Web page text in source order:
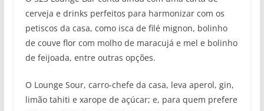
cerveja e drinks perfeitos para harmonizar com os
petiscos da casa, como isca de filé mignon, bolinho
de couve flor com molho de maracujá e mel e bolinho
de feijoada, entre outras opções.
O Lounge Sour, carro-chefe da casa, leva aperol, gin,
limão tahiti e xarope de açúcar; e, para quem prefere